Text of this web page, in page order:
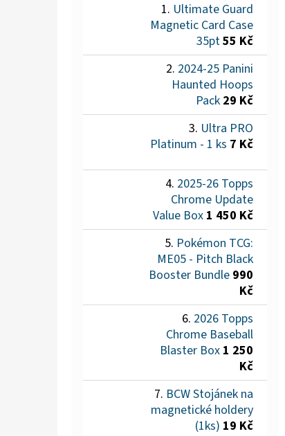
Ultimate Guard
Magnetic Card Case
35pt55 Kč
2024-25 Panini
Haunted Hoops
Pack 29 Kč
Ultra PRO
Platinum - 1 ks 7 Kč
2025-26 Topps
Chrome Update
Value Box 1 450 Kč
Pokémon TCG:
ME05 - Pitch Black
Booster Bundle 990
Kč
2026 Topps
Chrome Baseball
Blaster Box 1 250
Kč
BCW Stojánek na
magnetické holdery
(1ks) 19 Kč